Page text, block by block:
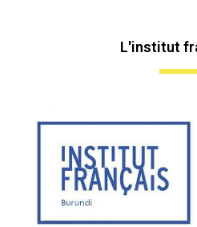
L'institut